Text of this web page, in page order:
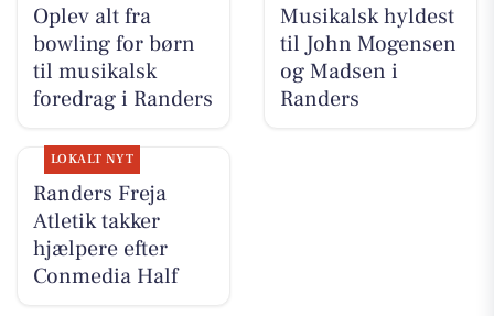
Oplev alt fra
bowling for børn
til musikalsk
foredrag i Randers
Musikalsk hyldest
til John Mogensen
og Madsen i
Randers
LOKALT NYT
Randers Freja
Atletik takker
hjælpere efter
Conmedia Half